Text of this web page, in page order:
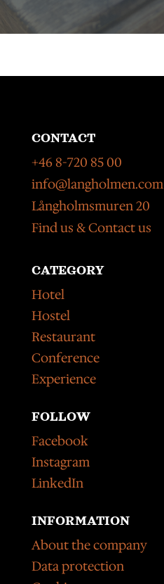
CONTACT
+46 8-720 85 00
info@langholmen.com
Långholmsmuren 20
Find us & Contact us
CATEGORY
Hotel
Hostel
Restaurant
Conference
Experience
FOLLOW
Facebook
Instagram
LinkedIn
INFORMATION
About the company
Data protection